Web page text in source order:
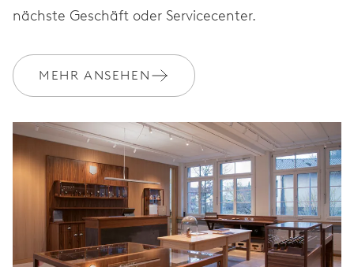
Werden Sie Mitglied bei MyOris und verlängern Sie Ihre Garantie
MYORIS
nächste Geschäft oder Servicecenter.
MEHR ANSEHEN